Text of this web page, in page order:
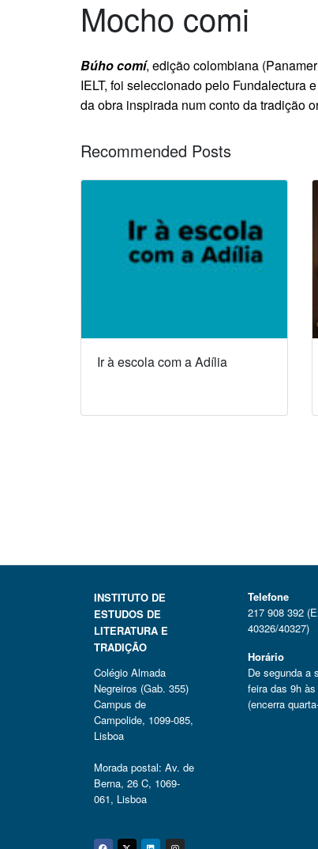
Mocho comi
Búho comí, edição colombiana
IELT, foi seleccionado pelo Fundalectura
da obra inspirada num conto da tradição
Recommended Posts
Ir à escola com a Adília
INSTITUTO DE
ESTUDOS DE
LITERATURA E
TRADIÇÃO
Colégio Almada
Negreiros (Gab. 355)
Campus de
Campolide, 1099-085,
Lisboa
Morada postal: Av. de
Berna, 26 C, 1069-
061, Lisboa
Telefone
217 908 392
40326/40327)
Horário
De segunda a
feira das 9h às
(encerra